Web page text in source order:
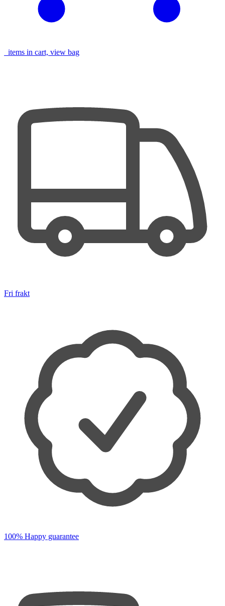
items in cart, view bag
Fri frakt
100% Happy guarantee